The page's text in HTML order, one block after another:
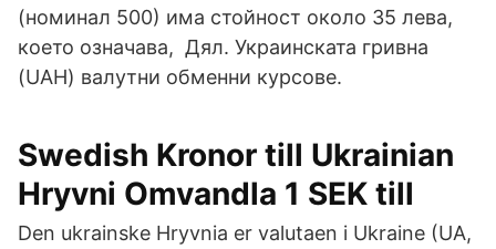
(номинал 500) има стойност около 35 лева,
което означава, Дял. Украинската гривна
(UAH) валутни обменни курсове.
Swedish Kronor till Ukrainian
Hryvni Omvandla 1 SEK till
Den ukrainske Hryvnia er valutaen i Ukraine (UA,